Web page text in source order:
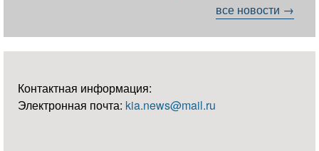
все новости →
Контактная информация:
Электронная почта: kia.news@mail.ru